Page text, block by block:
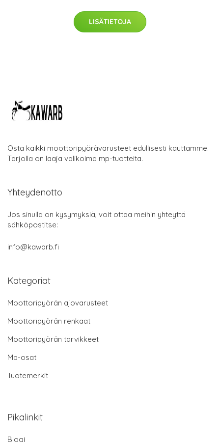
LISÄTIETOJA
Osta kaikki moottoripyörävarusteet edullisesti kauttamme.
Tarjolla on laaja valikoima mp-tuotteita.
Yhteydenotto
Jos sinulla on kysymyksiä, voit ottaa meihin yhteyttä
sähköpostitse:
info@kawarb.fi
Kategoriat
Moottoripyörän ajovarusteet
Moottoripyörän renkaat
Moottoripyörän tarvikkeet
Mp-osat
Tuotemerkit
Pikalinkit
Blogi